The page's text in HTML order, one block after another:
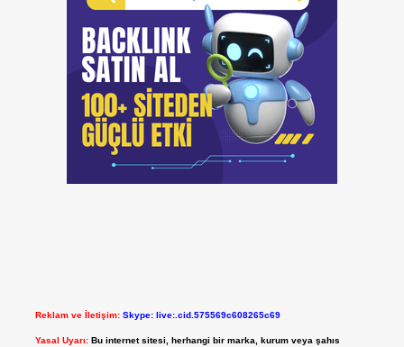
Reklam ve İletişim: Skype: live:.cid.575569c608265c69
Yasal Uyarı: Bu internet sitesi, herhangi bir marka, kurum veya şahıs